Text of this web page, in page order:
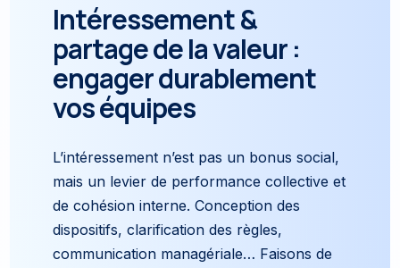
Intéressement &
partage de la valeur :
engager durablement
vos équipes
L’intéressement n’est pas un bonus social,
mais un levier de performance collective et
de cohésion interne. Conception des
dispositifs, clarification des règles,
communication managériale… Faisons de